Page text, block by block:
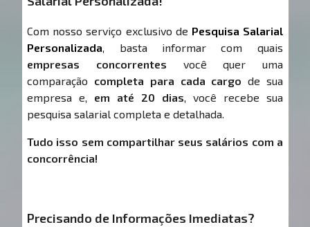
Com nosso serviço exclusivo de Pesquisa Salarial
Personalizada, basta informar com quais
empresas concorrentes você quer uma
comparação completa para cada cargo de sua
empresa e, em até 20 dias, você recebe sua
pesquisa salarial completa e detalhada.
Tudo isso sem compartilhar seus salários com a
concorrência!
Precisando de Informações Imediatas?